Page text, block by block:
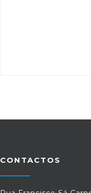
CONTACTOS